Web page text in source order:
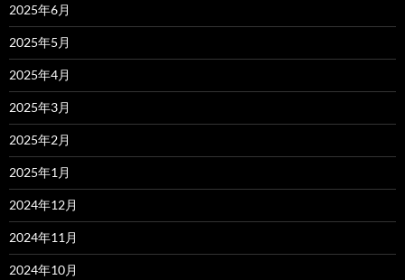
2025年6月
2025年5月
2025年4月
2025年3月
2025年2月
2025年1月
2024年12月
2024年11月
2024年10月